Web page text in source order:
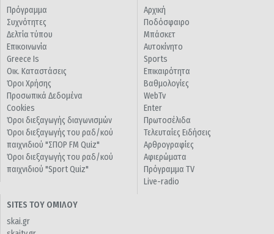
Πρόγραμμα
Συχνότητες
Δελτία τύπου
Επικοινωνία
Greece Is
Οικ. Καταστάσεις
Όροι Χρήσης
Προσωπικά Δεδομένα
Cookies
Όροι διεξαγωγής διαγωνισμών
Όροι διεξαγωγής του ραδ/κού
παιχνιδιού "ΣΠΟΡ FM Quiz"
Όροι διεξαγωγής του ραδ/κού
παιχνιδιού "Sport Quiz"
Αρχική
Ποδόσφαιρο
Μπάσκετ
Αυτοκίνητο
Sports
Επικαιρότητα
Βαθμολογίες
WebTv
Enter
Πρωτοσέλιδα
Τελευταίες Ειδήσεις
Αρθρογραφίες
Αφιερώματα
Πρόγραμμα TV
Live-radio
SITES ΤΟΥ ΟΜΙΛΟΥ
skai.gr